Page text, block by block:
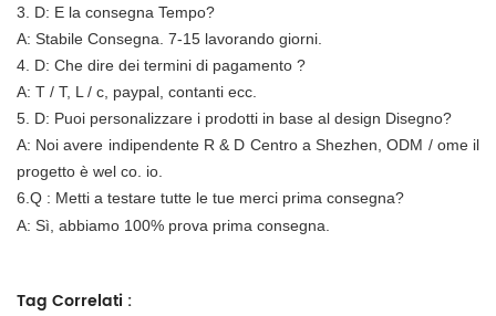
3. D: E la consegna Tempo?
A: Stabile Consegna. 7-15 lavorando giorni.
4. D: Che dire dei termini di pagamento ?
A: T / T, L / c, paypal, contanti ecc.
5. D: Puoi personalizzare i prodotti in base al design Disegno?
A: Noi avere indipendente R & D Centro a Shezhen, ODM / ome il
progetto è wel co. io.
6.Q : Metti a testare tutte le tue merci prima consegna?
A: Sì, abbiamo 100% prova prima consegna.
Tag Correlati :